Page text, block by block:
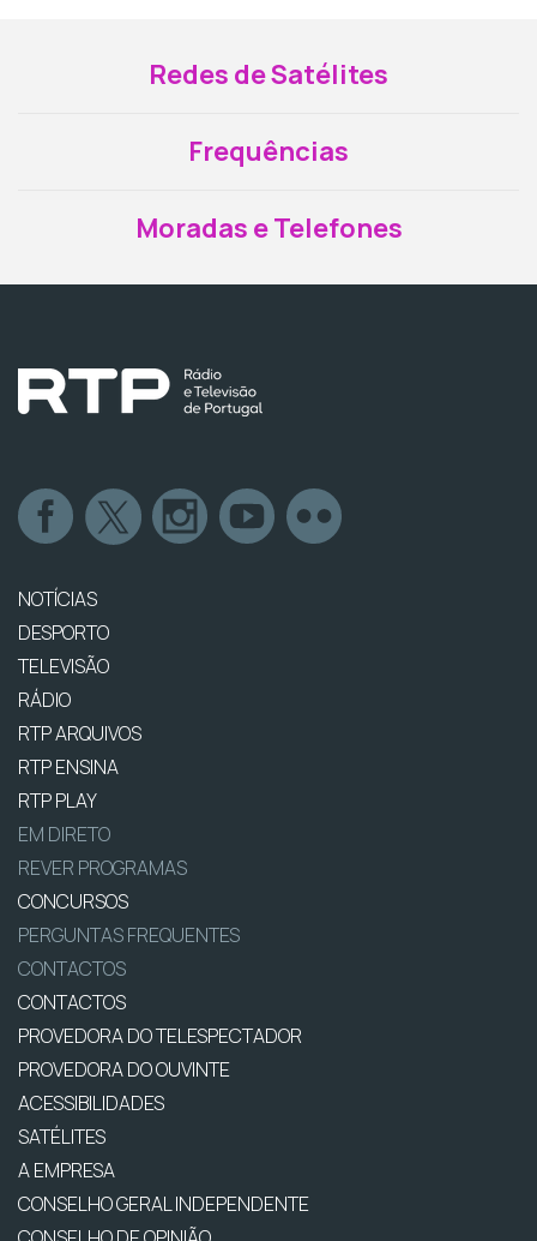
Redes de Satélites
Frequências
Moradas e Telefones
NOTÍCIAS
DESPORTO
TELEVISÃO
RÁDIO
RTP ARQUIVOS
RTP ENSINA
RTP PLAY
EM DIRETO
REVER PROGRAMAS
CONCURSOS
PERGUNTAS FREQUENTES
CONTACTOS
CONTACTOS
PROVEDORA DO TELESPECTADOR
PROVEDORA DO OUVINTE
ACESSIBILIDADES
SATÉLITES
A EMPRESA
CONSELHO GERAL INDEPENDENTE